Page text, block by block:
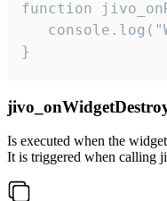
function
}
Is executed when the
It is triggered when calling